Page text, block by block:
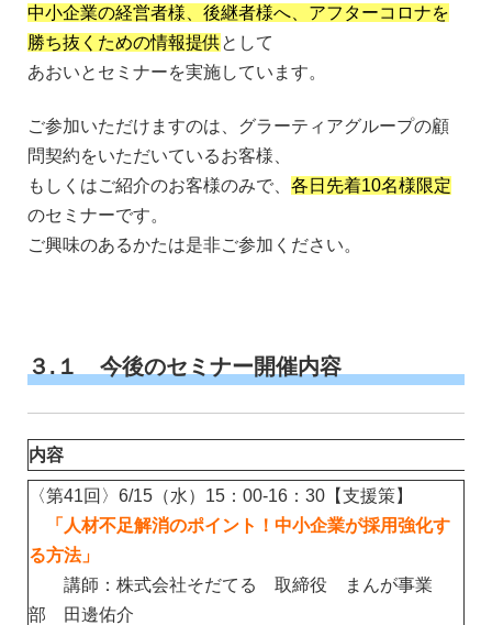
中小企業の経営者様、後継者様へ、アフターコロナを
勝ち抜くための情報提供として
あおいとセミナーを実施しています。
ご参加いただけますのは、グラーティアグループの顧
問契約をいただいているお客様、
もしくはご紹介のお客様のみで、 各日先着10名様限定
のセミナーです。
ご興味のあるかたは是非ご参加ください。
３.１ 今後のセミナー開催内容
内容
〈第41回〉6/15（水）15：00-16：30【支援策】
「人材不足解消のポイント！中小企業が採用強化す
る方法」
講師：株式会社そだてる 取締役 まんが事業
部 田邊佑介